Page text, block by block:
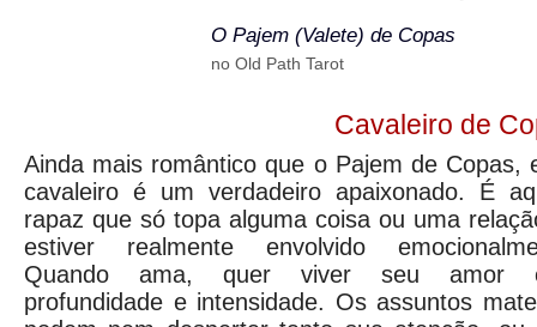
O Pajem (Valete) de Copas
no Old Path Tarot
Cavaleiro de
Ainda mais romântico que o Pajem de Copas,
cavaleiro é um verdadeiro apaixonado. É
rapaz que só topa alguma coisa ou uma
estiver realmente envolvido
Quando ama, quer viver seu amor
profundidade e intensidade. Os assuntos